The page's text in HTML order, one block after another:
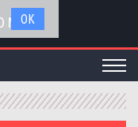
МГУ
ОК